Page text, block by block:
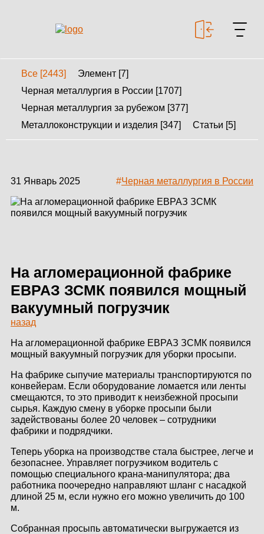
МЕТАЛЛОКОНСТРУКЦИИ
КАЛЬКУЛЯТОР
МЕТАЛЛОКОНСТРУКЦИЙ
ЗДАНИЙ
ПРОЕКТИРОВАНИЕ
ЗДАНИЯ
О ЗАВОДЕ
ПРОЕКТЫ
КАЧЕСТВО
МОНТАЖ
Все [2443]
Элемент [7]
Черная металлургия в России [1707]
Черная металлургия за рубежом [377]
Металлоконструкции и изделия [347]
Статьи [5]
31 Январь 2025 #Черная металлургия в России
На агломерационной фабрике
ЕВРАЗ ЗСМК появился мощный
вакуумный погрузчик
назад
На агломерационной фабрике ЕВРАЗ ЗСМК появился
мощный вакуумный погрузчик для уборки просыпи.
На фабрике сыпучие материалы транспортируются по
конвейерам. Если оборудование ломается или ленты
смещаются, то это приводит к неизбежной просыпи
сырья. Каждую смену в уборке просыпи были
задействованы более 20 человек – сотрудники
фабрики и подрядчики.
Теперь уборка на производстве стала быстрее, легче и
безопаснее. Управляет погрузчиком водитель с
помощью специального крана-манипулятора; два
работника поочередно направляют шланг с насадкой
длиной 25 м, если нужно его можно увеличить до 100
м.
Собранная просыпь автоматически выгружается из